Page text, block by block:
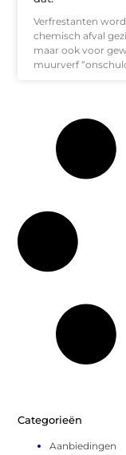
Verfrestanten
chemisch afval
maar ook voor
muurverf
Categorieën
Aanbiedingen